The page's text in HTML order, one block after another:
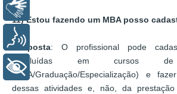
11) Estou fazendo um MBA posso
Resposta: O profissional pode
concluídas em cursos de
(MBA/Graduação/Especialização) e
dessas atividades e, não, da
+ Acessibilidade